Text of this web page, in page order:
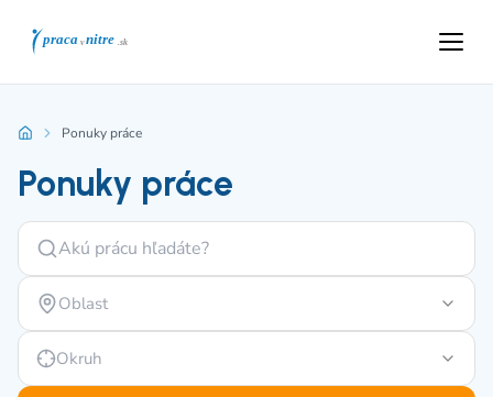
Ponuky práce
Ponuky práce
Oblast
Okruh